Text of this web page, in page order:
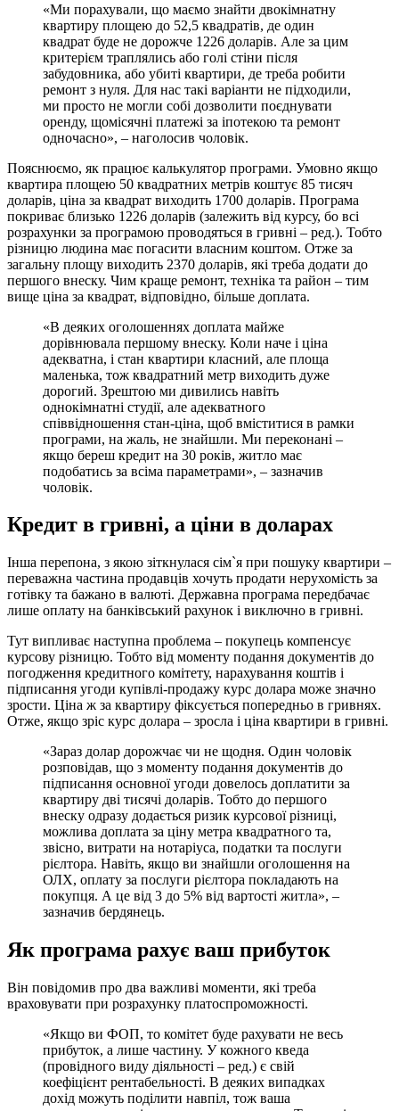
«Ми порахували, що маємо знайти двокімнатну
квартиру площею до 52,5 квадратів, де один
квадрат буде не дорожче 1226 доларів. Але за цим
критерієм траплялись або голі стіни після
забудовника, або убиті квартири, де треба робити
ремонт з нуля. Для нас такі варіанти не підходили,
ми просто не могли собі дозволити поєднувати
оренду, щомісячні платежі за іпотекою та ремонт
одночасно», – наголосив чоловік.
Пояснюємо, як працює калькулятор програми. Умовно якщо
квартира площею 50 квадратних метрів коштує 85 тисяч
доларів, ціна за квадрат виходить 1700 доларів. Програма
покриває близько 1226 доларів (залежить від курсу, бо всі
розрахунки за програмою проводяться в гривні – ред.). Тобто
різницю людина має погасити власним коштом. Отже за
загальну площу виходить 2370 доларів, які треба додати до
першого внеску. Чим краще ремонт, техніка та район – тим
вище ціна за квадрат, відповідно, більше доплата.
«В деяких оголошеннях доплата майже
дорівнювала першому внеску. Коли наче і ціна
адекватна, і стан квартири класний, але площа
маленька, тож квадратний метр виходить дуже
дорогий. Зрештою ми дивились навіть
однокімнатні студії, але адекватного
співвідношення стан-ціна, щоб вміститися в рамки
програми, на жаль, не знайшли. Ми переконані –
якщо береш кредит на 30 років, житло має
подобатись за всіма параметрами», – зазначив
чоловік.
Кредит в гривні, а ціни в доларах
Інша перепона, з якою зіткнулася сім`я при пошуку квартири –
переважна частина продавців хочуть продати нерухомість за
готівку та бажано в валюті. Державна програма передбачає
лише оплату на банківський рахунок і виключно в гривні.
Тут випливає наступна проблема – покупець компенсує
курсову різницю. Тобто від моменту подання документів до
погодження кредитного комітету, нарахування коштів і
підписання угоди купівлі-продажу курс долара може значно
зрости. Ціна ж за квартиру фіксується попередньо в гривнях.
Отже, якщо зріс курс долара – зросла і ціна квартири в гривні.
«Зараз долар дорожчає чи не щодня. Один чоловік
розповідав, що з моменту подання документів до
підписання основної угоди довелось доплатити за
квартиру дві тисячі доларів. Тобто до першого
внеску одразу додається ризик курсової різниці,
можлива доплата за ціну метра квадратного та,
звісно, витрати на нотаріуса, податки та послуги
рієлтора. Навіть, якщо ви знайшли оголошення на
ОЛХ, оплату за послуги рієлтора покладають на
покупця. А це від 3 до 5% від вартості житла», –
зазначив бердянець.
Як програма рахує ваш прибуток
Він повідомив про два важливі моменти, які треба
враховувати при розрахунку платоспроможності.
«Якщо ви ФОП, то комітет буде рахувати не весь
прибуток, а лише частину. У кожного кведа
(провідного виду діяльності – ред.) є свій
коефіцієнт рентабельності. В деяких випадках
дохід можуть поділити навпіл, тож ваша